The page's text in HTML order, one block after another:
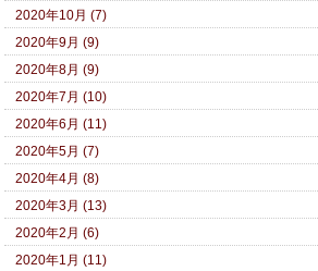
2020年10月 (7)
2020年9月 (9)
2020年8月 (9)
2020年7月 (10)
2020年6月 (11)
2020年5月 (7)
2020年4月 (8)
2020年3月 (13)
2020年2月 (6)
2020年1月 (11)